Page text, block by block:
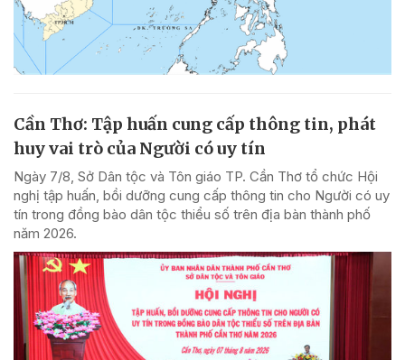
Cần Thơ: Tập huấn cung cấp thông tin, phát
huy vai trò của Người có uy tín
Ngày 7/8, Sở Dân tộc và Tôn giáo TP. Cần Thơ tổ chức Hội
nghị tập huấn, bồi dưỡng cung cấp thông tin cho Người có uy
tín trong đồng bào dân tộc thiểu số trên địa bàn thành phố
năm 2026.